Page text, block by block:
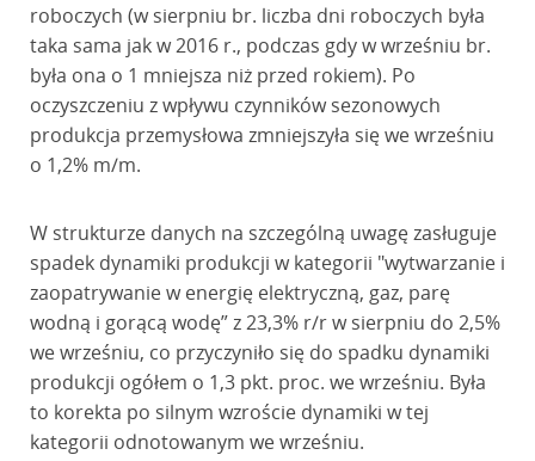
roboczych (w sierpniu br. liczba dni roboczych była
taka sama jak w 2016 r., podczas gdy w wrześniu br.
była ona o 1 mniejsza niż przed rokiem). Po
oczyszczeniu z wpływu czynników sezonowych
produkcja przemysłowa zmniejszyła się we wrześniu
o 1,2% m/m.
W strukturze danych na szczególną uwagę zasługuje
spadek dynamiki produkcji w kategorii "wytwarzanie i
zaopatrywanie w energię elektryczną, gaz, parę
wodną i gorącą wodę” z 23,3% r/r w sierpniu do 2,5%
we wrześniu, co przyczyniło się do spadku dynamiki
produkcji ogółem o 1,3 pkt. proc. we wrześniu. Była
to korekta po silnym wzroście dynamiki w tej
kategorii odnotowanym we wrześniu.